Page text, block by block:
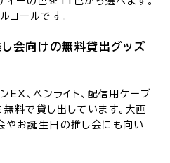
コールです。
会向けの無料貸出グッズ
EX、ペンライト、配信用ケーブ
で貸し出しています。大画
やお誕生日の推し会にも向い